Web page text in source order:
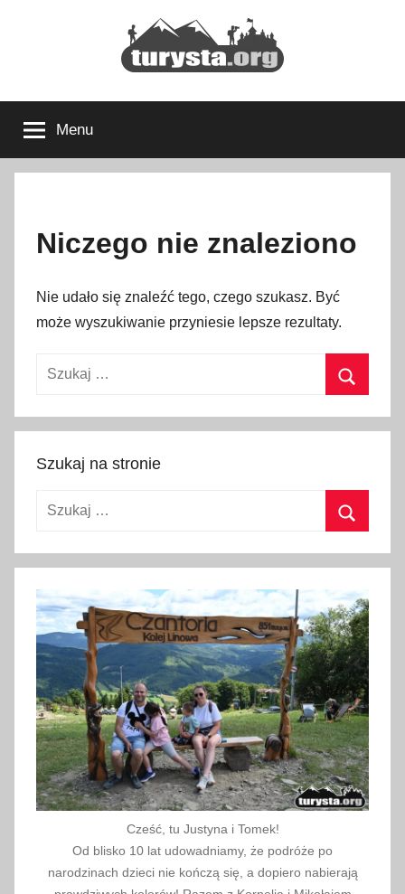
Turysta.org
podróżniczy
i
portal
Menu
Niczego nie znaleziono
Nie udało się znaleźć tego, czego szukasz. Być
może wyszukiwanie przyniesie lepsze rezultaty.
Szukaj:
Szukaj na stronie
Szukaj:
Cześć, tu Justyna i Tomek!
Od blisko 10 lat udowadniamy, że podróże po
narodzinach dzieci nie kończą się, a dopiero nabierają